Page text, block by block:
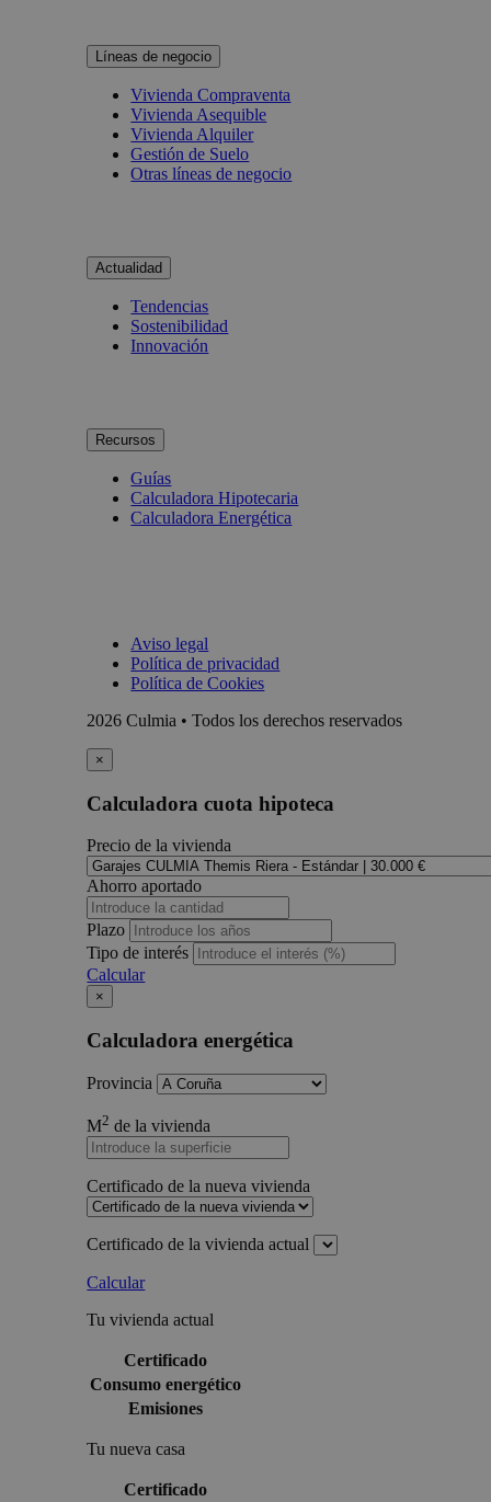
Líneas de negocio
Vivienda Compraventa
Vivienda Asequible
Vivienda Alquiler
Gestión de Suelo
Otras líneas de negocio
Actualidad
Tendencias
Sostenibilidad
Innovación
Recursos
Guías
Calculadora Hipotecaria
Calculadora Energética
Aviso legal
Política de privacidad
Política de Cookies
2026 Culmia • Todos los derechos reservados
×
Calculadora cuota hipoteca
Precio de la vivienda
Ahorro aportado
Plazo
Tipo de interés
Calcular
×
Calculadora energética
Provincia
M2 de la vivienda
Certificado de la nueva vivienda
Certificado de la vivienda actual
Calcular
Tu vivienda actual
Certificado
Consumo energético
Emisiones
Tu nueva casa
Certificado